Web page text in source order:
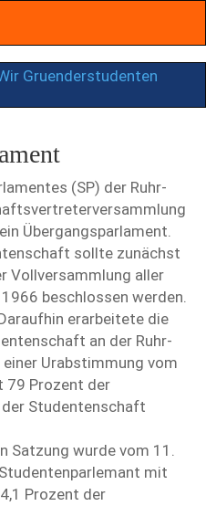
(SP) der Ruhr-
Übergangsparlament.
sollte zunächst
Vollversammlung aller
beschlossen werden.
erarbeitete die
an der Ruhr-
Urabstimmung vom
79 Prozent der
Studentenschaft
Satzung wurde vom 11.
mit
Prozent der